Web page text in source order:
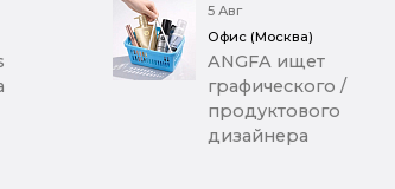
5 Авг
Офис (Москва)
ANGFA ищет
графического /
продуктового
дизайнера